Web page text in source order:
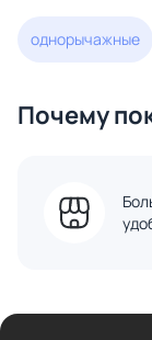
однорычажные
Почему